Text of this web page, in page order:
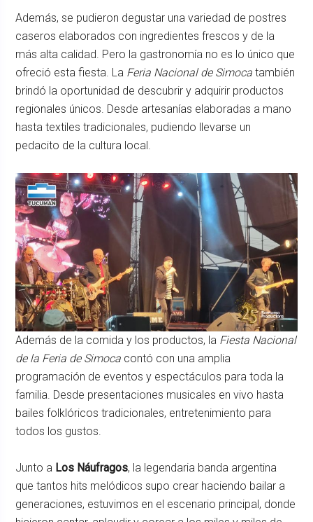
Además, se pudieron degustar una variedad de postres
caseros elaborados con ingredientes frescos y de la
más alta calidad. Pero la gastronomía no es lo único que
ofreció esta fiesta. La Feria Nacional de Simoca también
brindó la oportunidad de descubrir y adquirir productos
regionales únicos. Desde artesanías elaboradas a mano
hasta textiles tradicionales, pudiendo llevarse un
pedacito de la cultura local.
Además de la comida y los productos, la Fiesta Nacional
de la Feria de Simoca contó con una amplia
programación de eventos y espectáculos para toda la
familia. Desde presentaciones musicales en vivo hasta
bailes folklóricos tradicionales, entretenimiento para
todos los gustos.
Junto a Los Náufragos, la legendaria banda argentina
que tantos hits melódicos supo crear haciendo bailar a
generaciones, estuvimos en el escenario principal, donde